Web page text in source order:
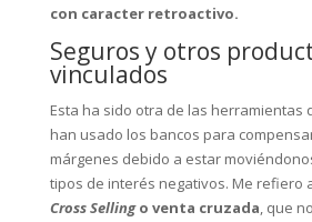
con caracter retroactivo.
Seguros y otros
vinculados
Esta ha sido otra de las herramientas
han usado los bancos para
márgenes debido a estar
tipos de interés negativos. Me refiero
Cross Sellingo venta cruzada , que